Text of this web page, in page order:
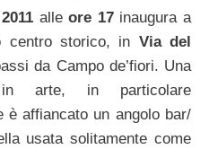
alleore 17 inaugura a
centro storico, in Via del
da Campo de’fiori. Una
in arte, in particolare
è affiancato un angolo bar/
usata solitamente come